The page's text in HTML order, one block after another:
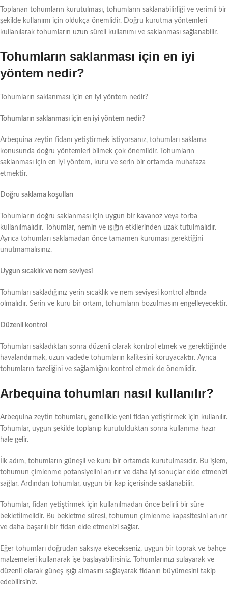
Toplanan tohumların kurutulması, tohumların saklanabilirliği ve verimli bir
şekilde kullanımı için oldukça önemlidir. Doğru kurutma yöntemleri
kullanılarak tohumların uzun süreli kullanımı ve saklanması sağlanabilir.
Tohumların saklanması için en iyi
yöntem nedir?
Tohumların saklanması için en iyi yöntem nedir?
Tohumların saklanması için en iyi yöntem nedir?
Arbequina zeytin fidanı yetiştirmek istiyorsanız, tohumları saklama
konusunda doğru yöntemleri bilmek çok önemlidir. Tohumların
saklanması için en iyi yöntem, kuru ve serin bir ortamda muhafaza
etmektir.
Doğru saklama koşulları
Tohumların doğru saklanması için uygun bir kavanoz veya torba
kullanılmalıdır. Tohumlar, nemin ve ışığın etkilerinden uzak tutulmalıdır.
Ayrıca tohumları saklamadan önce tamamen kuruması gerektiğini
unutmamalısınız.
Uygun sıcaklık ve nem seviyesi
Tohumları sakladığınız yerin sıcaklık ve nem seviyesi kontrol altında
olmalıdır. Serin ve kuru bir ortam, tohumların bozulmasını engelleyecektir.
Düzenli kontrol
Tohumları sakladıktan sonra düzenli olarak kontrol etmek ve gerektiğinde
havalandırmak, uzun vadede tohumların kalitesini koruyacaktır. Ayrıca
tohumların tazeliğini ve sağlamlığını kontrol etmek de önemlidir.
Arbequina tohumları nasıl kullanılır?
Arbequina zeytin tohumları, genellikle yeni fidan yetiştirmek için kullanılır.
Tohumlar, uygun şekilde toplanıp kurutulduktan sonra kullanıma hazır
hale gelir.
İlk adım, tohumların güneşli ve kuru bir ortamda kurutulmasıdır. Bu işlem,
tohumun çimlenme potansiyelini artırır ve daha iyi sonuçlar elde etmenizi
sağlar. Ardından tohumlar, uygun bir kap içerisinde saklanabilir.
Tohumlar, fidan yetiştirmek için kullanılmadan önce belirli bir süre
bekletilmelidir. Bu bekletme süresi, tohumun çimlenme kapasitesini artırır
ve daha başarılı bir fidan elde etmenizi sağlar.
Eğer tohumları doğrudan saksıya ekecekseniz, uygun bir toprak ve bahçe
malzemeleri kullanarak işe başlayabilirsiniz. Tohumlarınızı sulayarak ve
düzenli olarak güneş ışığı almasını sağlayarak fidanın büyümesini takip
edebilirsiniz.